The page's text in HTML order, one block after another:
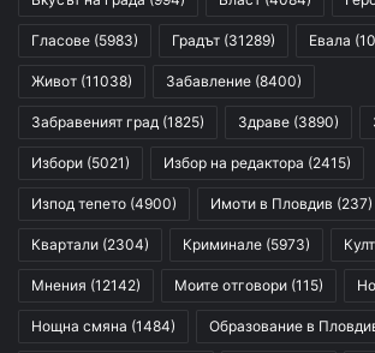
Гласове (5983) Градът (31289) Евала
Живот (11038) Забавление (8400)
Забравеният град (1825) Здраве (3890)
Избори (5021) Избор на редактора (2415)
Изпод тепето (4900) Имоти в Пловдив (237)
Квартали (2304) Криминале (5973)
Мнения (12142) Моите отговори (115)
Нощна смяна (1484) Образование в